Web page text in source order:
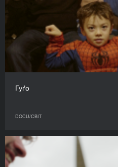
Гуґо
DOCU/СВІТ